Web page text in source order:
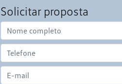
Solicitar proposta